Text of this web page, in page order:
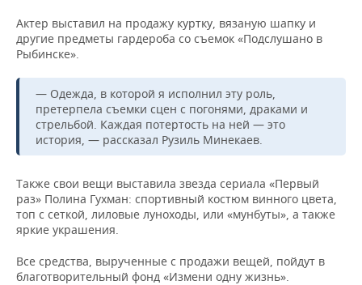
ТОРГОВЫЕ ЦЕНТРЫ
ТАТАРСТАНА
ИНВЕСТИЦИИ
МАШИНОСТРОЕНИЕ
НЕФТЕХИМИЯ
НЕФТЬ
ОПК
НОВОСТИ БИЗНЕСА
РОЗНИЧНАЯ ТОРГОВЛЯ
ТРАНСПОРТ
ТЕХНОЛОГИИ
НОВОСТИ ТЕХНОЛОГИЙ
ТЕЛЕКОММУНИКАЦИИ
МЕРОПРИЯТИЯ
НОВОСТИ МЕРОПРИЯТИЙ
БИЗНЕС-БРАНЧИ
ONLINE-КОНФЕРЕНЦИИ
ОТКРЫТАЯ ЛЕКЦИЯ
СПОРТ
ФУТБОЛ
ХОККЕЙ
БАСКЕТБОЛ
НОВОСТИ ОБЩЕСТВА
ВЛАСТЬ
ИНФРАСТРУКТУРА
ФОТОГАЛЕРЕЯ
СЮЖЕТЫ
СПРАВОЧНИК
Актер выставил на продажу куртку, вязаную шапку и
другие предметы гардероба со съемок «Подслушано в
Рыбинске».
— Одежда, в которой я исполнил эту роль,
претерпела съемки сцен с погонями, драками и
стрельбой. Каждая потертость на ней — это
история, — рассказал Рузиль Минекаев.
Также свои вещи выставила звезда сериала «Первый
раз» Полина Гухман: спортивный костюм винного цвета,
топ с сеткой, лиловые луноходы, или «мунбуты», а также
яркие украшения.
Все средства, вырученные с продажи вещей, пойдут в
благотворительный фонд «Измени одну жизнь».